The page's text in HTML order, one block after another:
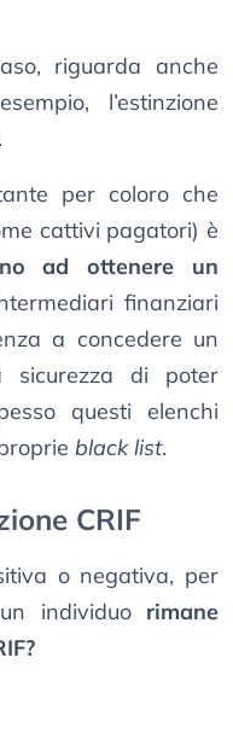
riguarda anche
l’estinzione
per coloro che
cattivi pagatori) è
ad ottenere un
finanziari
a concedere un
di poter
questi elenchi
black list.
CRIF
o negativa, per
individuo rimane